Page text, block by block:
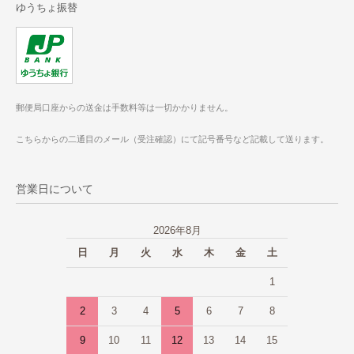
ゆうちょ振替
郵便局口座からの送金は手数料等は一切かかりません。
こちらからの二通目のメール（受注確認）にて記号番号など記載して送ります。
営業日について
2026年8月
日
月 火 水 木 金 土
1
2 3 4 5 6 7 8
9 10 11 12 13 14 15